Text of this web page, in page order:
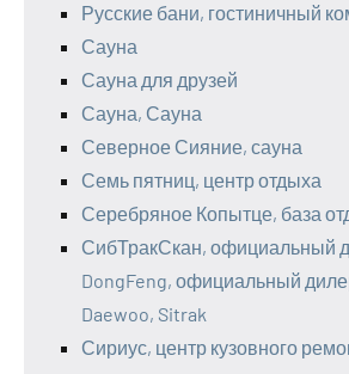
Русские бани, гостиничный
Сауна
Сауна для друзей
Сауна, Сауна
Северное Сияние, сауна
Семь пятниц, центр отдыха
Серебряное Копытце, база
СибТракСкан, официальный
DongFeng, официальный
Daewoo, Sitrak
Сириус, центр кузовного